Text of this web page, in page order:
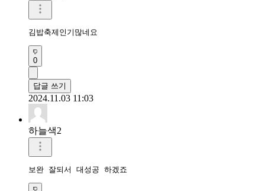
김밥축제인기많네요
0
답글 쓰기
2024.11.03 11:03
하늘색2
보완 잘되서 대성공 하겠죠